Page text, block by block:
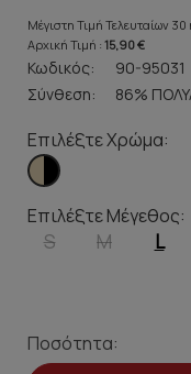
Μέγιστη Τιμή Τελευταίων 30
Αρχική Τιμή : 15,90 €
Κωδικός:
90-95031
Σύνθεση:
86%
Επιλέξτε Χρώμα:
Επιλέξτε Μέγεθος:
S M L
Ποσότητα: